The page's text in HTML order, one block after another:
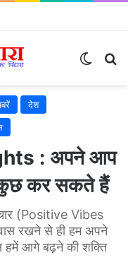
देश
: अपने आप
कुछ कर सकते हैं
(Positive Vibes
रखने से ही हम अपने
हमें आगे बढ़ने की शक्ति